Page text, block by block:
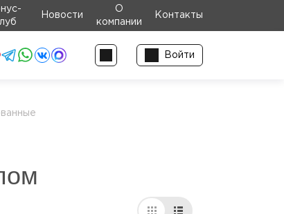
Новости
О
компании
Контакты
Войти